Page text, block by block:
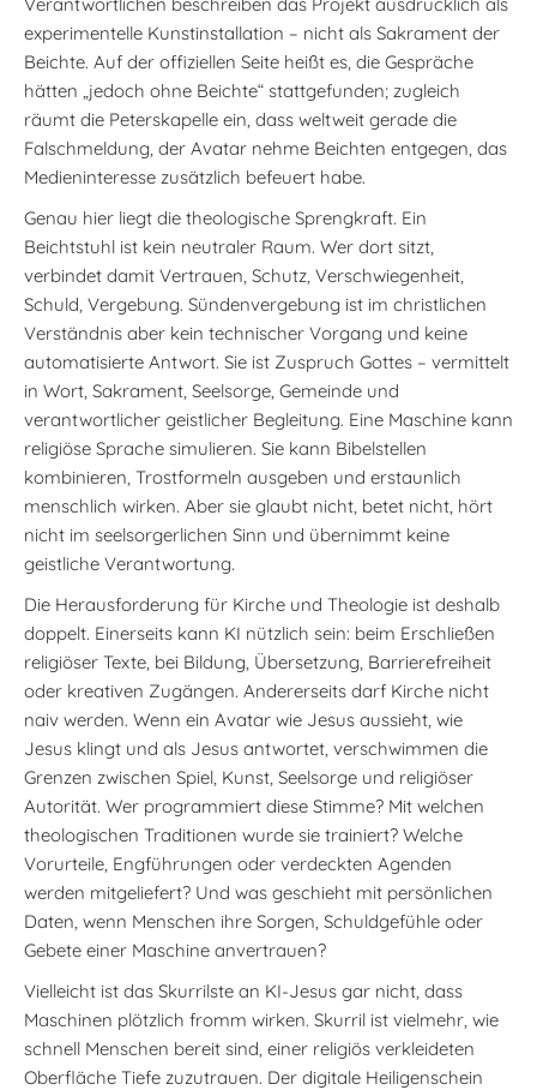
experimentelle Kunstinstallation – nicht als Sakrament der
Beichte. Auf der offiziellen Seite heißt es, die Gespräche
hätten „jedoch ohne Beichte“ stattgefunden; zugleich
räumt die Peterskapelle ein, dass weltweit gerade die
Falschmeldung, der Avatar nehme Beichten entgegen, das
Medieninteresse zusätzlich befeuert habe.
Genau hier liegt die theologische Sprengkraft. Ein
Beichtstuhl ist kein neutraler Raum. Wer dort sitzt,
verbindet damit Vertrauen, Schutz, Verschwiegenheit,
Schuld, Vergebung. Sündenvergebung ist im christlichen
Verständnis aber kein technischer Vorgang und keine
automatisierte Antwort. Sie ist Zuspruch Gottes – vermittelt
in Wort, Sakrament, Seelsorge, Gemeinde und
verantwortlicher geistlicher Begleitung. Eine Maschine kann
religiöse Sprache simulieren. Sie kann Bibelstellen
kombinieren, Trostformeln ausgeben und erstaunlich
menschlich wirken. Aber sie glaubt nicht, betet nicht, hört
nicht im seelsorgerlichen Sinn und übernimmt keine
geistliche Verantwortung.
Die Herausforderung für Kirche und Theologie ist deshalb
doppelt. Einerseits kann KI nützlich sein: beim Erschließen
religiöser Texte, bei Bildung, Übersetzung, Barrierefreiheit
oder kreativen Zugängen. Andererseits darf Kirche nicht
naiv werden. Wenn ein Avatar wie Jesus aussieht, wie
Jesus klingt und als Jesus antwortet, verschwimmen die
Grenzen zwischen Spiel, Kunst, Seelsorge und religiöser
Autorität. Wer programmiert diese Stimme? Mit welchen
theologischen Traditionen wurde sie trainiert? Welche
Vorurteile, Engführungen oder verdeckten Agenden
werden mitgeliefert? Und was geschieht mit persönlichen
Daten, wenn Menschen ihre Sorgen, Schuldgefühle oder
Gebete einer Maschine anvertrauen?
Vielleicht ist das Skurrilste an KI-Jesus gar nicht, dass
Maschinen plötzlich fromm wirken. Skurril ist vielmehr, wie
schnell Menschen bereit sind, einer religiös verkleideten
Oberfläche Tiefe zuzutrauen. Der digitale Heiligenschein